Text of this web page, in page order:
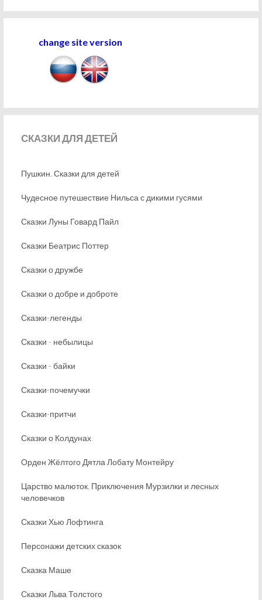
change site version
СКАЗКИДЛЯ ДЕТЕЙ
Пушкин. Сказки для детей
Чудесное путешествие Нильса с дикими гусями
Сказки Луны Говард Пайл
Сказки Беатрис Поттер
Сказки о дружбе
Сказки о добре и доброте
Сказки-легенды
Сказки - небылицы
Сказки - байки
Сказки-почемучки
Сказки-притчи
Сказки о Колдунах
Орден Жёлтого Дятла Лобату Монтейру
Царство малюток. Приключения Мурзилки и лесных
человечков
Сказки Хью Лофтинга
Персонажи детских сказок
Сказка Маше
Сказки Льва Толстого